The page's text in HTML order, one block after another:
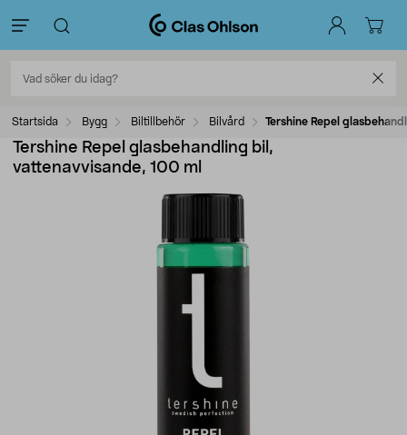
Startsida Bygg Biltillbehör Bilvård Tershine Repel
Tershine Repel glasbehandling bil,
vattenavvisande, 100 ml